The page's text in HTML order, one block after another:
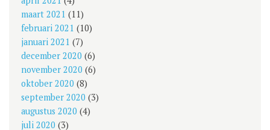
maart 2021 (11)
februari 2021 (10)
januari 2021 (7)
december 2020 (6)
november 2020 (6)
oktober 2020 (8)
september 2020 (3)
augustus 2020 (4)
juli 2020 (3)